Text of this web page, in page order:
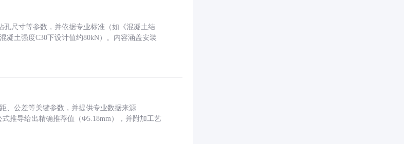
尺寸等参数，并依据专业标准（如《混凝土结
凝土强度C30下设计值约80kN）。内容涵盖安装
、公差等关键参数，并提供专业数据来源
式推导给出精确推荐值（Φ5.18mm），并附加工艺